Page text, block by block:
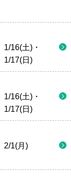
1/16(土)・
1/17(日)
1/16(土)・
1/17(日)
2/1(月)